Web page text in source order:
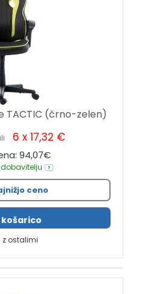
TACTIC (črno-zelen)
6 x 17,32 €
94,07€
ceno
košarico
z ostalimi